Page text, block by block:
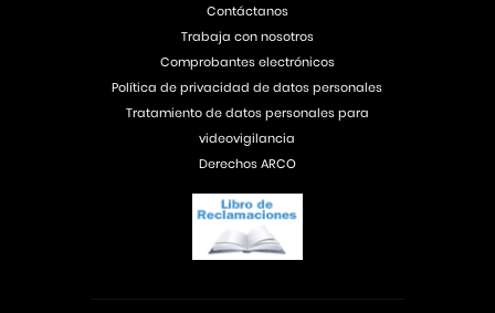
Contáctanos
Trabaja con nosotros
Comprobantes electrónicos
Política de privacidad de datos personales
Tratamiento de datos personales para
videovigilancia
Derechos ARCO